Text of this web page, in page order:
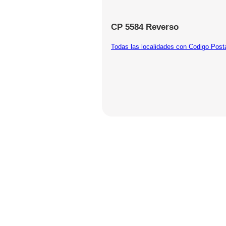
CP 5584 Reverso
Todas las localidades con Codigo